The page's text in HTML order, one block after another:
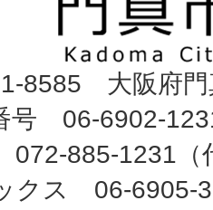
Kadoma
City
8585 大阪府門
号 06-6902-
072-885-1231（
クス 06-6905-